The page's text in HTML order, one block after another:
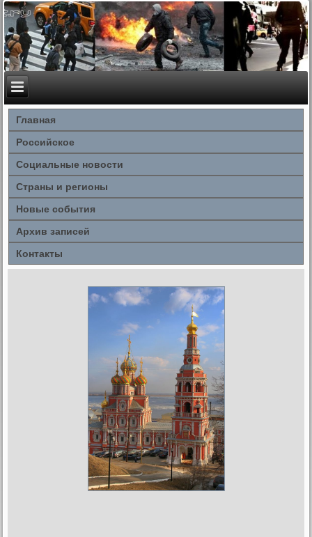
Главная
Российское
Социальные новости
Страны и регионы
Новые события
Архив записей
Контакты